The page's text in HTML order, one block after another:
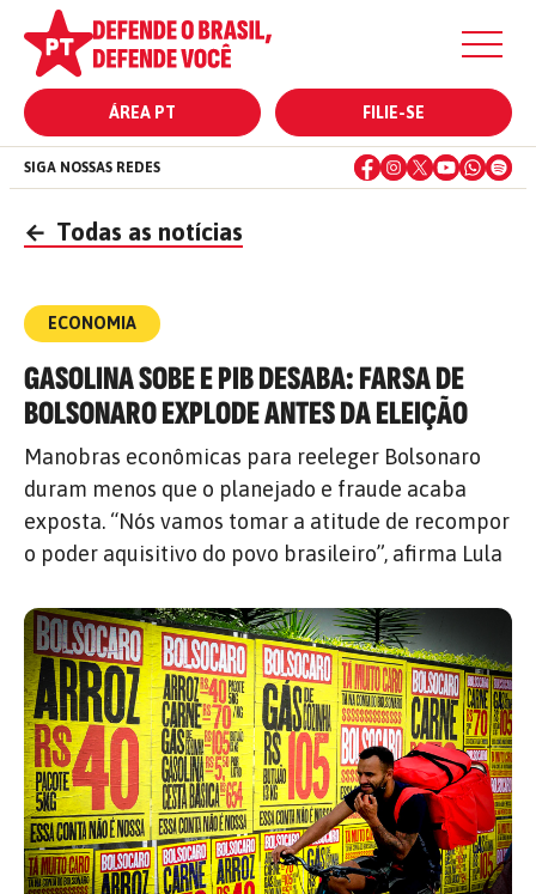
ÁREA PT FILIE-SE
SIGA NOSSAS REDES
← Todas as notícias
ECONOMIA
GASOLINA SOBE E PIB DESABA: FARSA DE
BOLSONARO EXPLODE ANTES DA ELEIÇÃO
Manobras econômicas para reeleger Bolsonaro
duram menos que o planejado e fraude acaba
exposta. “Nós vamos tomar a atitude de recompor
o poder aquisitivo do povo brasileiro”, afirma Lula